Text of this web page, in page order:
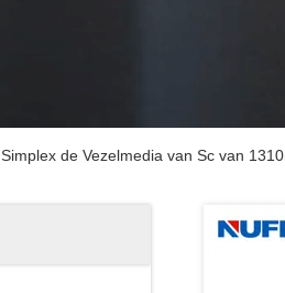
Simplex de Vezelmedia van Sc van